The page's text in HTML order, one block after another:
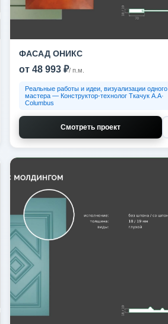
ФАСАД ОНИКС
от 48 993 ₽/ п.м.
Реальные работы и идеи, визуализации одного
мастера — Конструктор-технолог Ткачук А.А·
Columbus
Смотреть проект